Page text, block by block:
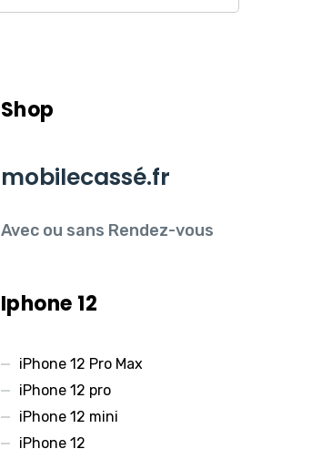
Shop
mobilecassé.fr
Avec ou sans Rendez-vous
Iphone 12
iPhone 12 Pro Max
iPhone 12 pro
iPhone 12 mini
iPhone 12